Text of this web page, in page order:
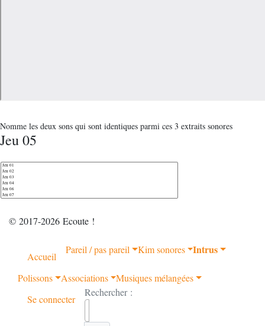
Nomme les deux sons qui sont identiques parmi ces 3 extraits sonores
Jeu 05
© 2017-2026 Ecoute !
Accueil
Pareil / pas pareil Kim sonores Intrus
Polissons Associations
Musiques mélangées
Se connecter
Rechercher :